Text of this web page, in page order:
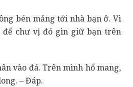
bén mảng tới nhà bạn ở. Vì
để chư vị đó gìn giữ bạn trên
vào đá. Trên mình hổ mang,
– Đáp.